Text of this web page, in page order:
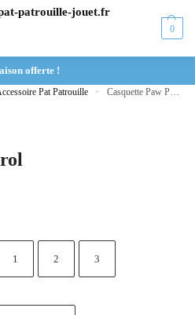
0
offerte !
Pat Patrouille » Casquette Paw Patrol
1 2 3